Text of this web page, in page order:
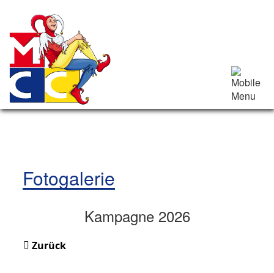
Fotogalerie
Kampagne 2026
Zurück